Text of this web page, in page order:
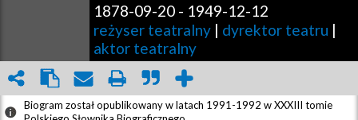
1878-09-20 - 1949-12-12
reżyser teatralny | dyrektor teatru |
aktor teatralny
Biogram został opublikowany w latach 1991-1992 w XXXIII tomie